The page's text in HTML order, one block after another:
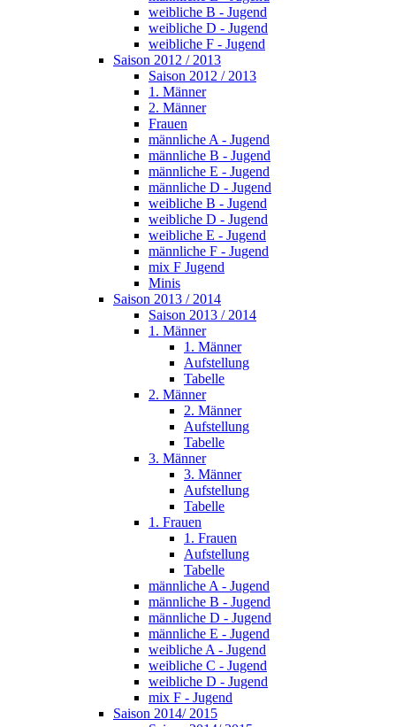
weibliche B - Jugend
weibliche D - Jugend
weibliche F - Jugend
Saison 2012 / 2013
Saison 2012 / 2013
1. Männer
2. Männer
Frauen
männliche A - Jugend
männliche B - Jugend
männliche E - Jugend
männliche D - Jugend
weibliche B - Jugend
weibliche D - Jugend
weibliche E - Jugend
männliche F - Jugend
mix F Jugend
Minis
Saison 2013 / 2014
Saison 2013 / 2014
1. Männer
1. Männer
Aufstellung
Tabelle
2. Männer
2. Männer
Aufstellung
Tabelle
3. Männer
3. Männer
Aufstellung
Tabelle
1. Frauen
1. Frauen
Aufstellung
Tabelle
männliche A - Jugend
männliche B - Jugend
männliche D - Jugend
männliche E - Jugend
weibliche A - Jugend
weibliche C - Jugend
weibliche D - Jugend
mix F - Jugend
Saison 2014/ 2015